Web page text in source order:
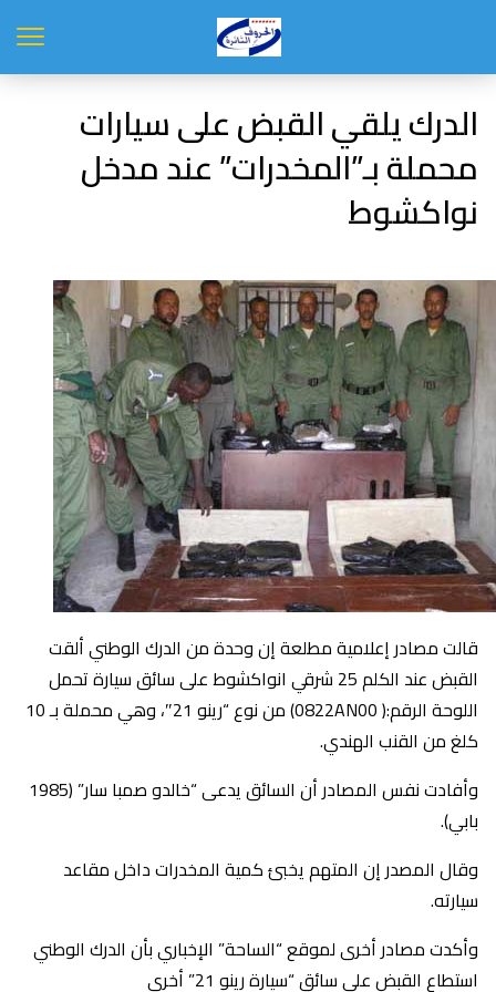
الدرك يلقي القبض على سيارات
محملة بـ”المخدرات” عند مدخل
نواكشوط
قالت مصادر إعلامية مطلعة إن وحدة من الدرك الوطني ألقت
القبض عند الكلم 25 شرقي انواكشوط على سائق سيارة تحمل
اللوحة الرقم:( 0822AN00) من نوع “رينو 21″، وهي محملة بـ 10
كلغ من القنب الهندي.
وأفادت نفس المصادر أن السائق يدعى “خالدو صمبا سار” (1985
بابي).
وقال المصدر إن المتهم يخبئ كمية المخدرات داخل مقاعد
سيارته.
وأكدت مصادر أخرى لموقع “الساحة” الإخباري بأن الدرك الوطني
استطاع القبض على سائق “سيارة رينو 21” أخرى